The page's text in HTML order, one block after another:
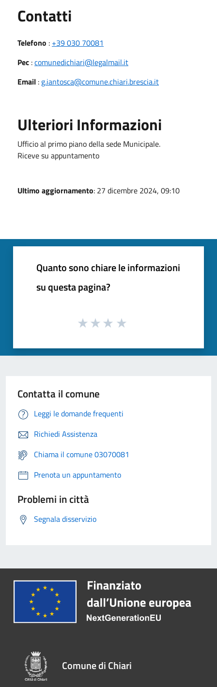
Contatti
Telefono : +39 030 70081
Pec :comunedichiari@legalmail.it
Email : g.iantosca@comune.chiari.brescia.it
Ulteriori Informazioni
Ufficio al primo piano della sede Municipale.
Riceve su appuntamento
Ultimo aggiornamento: 27 dicembre 2024, 09:10
Quanto sono chiare le informazioni
su questa pagina?
Contatta il comune
Leggi le domande frequenti
Richiedi Assistenza
Chiama il comune 03070081
Prenota un appuntamento
Problemi in città
Segnala disservizio
Comune di Chiari